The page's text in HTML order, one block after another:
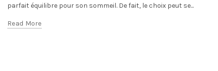
parfait équilibre pour son sommeil. De fait, le choix peut se...
Read More